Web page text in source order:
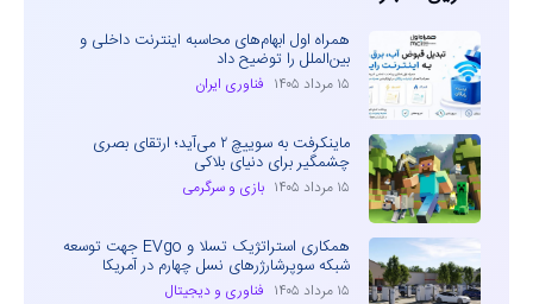
همراه اول ابهام‌های محاسبه اینترنت داخلی و
بین‌الملل را توضیح داد
۱۵ مرداد ۱۴۰۵ فناوری ایران
ماینکرفت به سوییچ ۲ می‌آید؛ ارتقای بصری
چشمگیر برای دنیای بلاکی
۱۵ مرداد ۱۴۰۵ بازی و سرگرمی
همکاری استراتژیک تسلا و EVgo جهت توسعه
شبکه سوپرشارژرهای نسل چهارم در آمریکا
۱۵ مرداد ۱۴۰۵ فناوری و دیجیتال